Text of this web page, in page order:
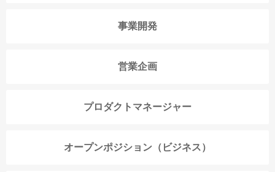
事業開発
営業企画
プロダクトマネージャー
オープンポジション（ビジネス）